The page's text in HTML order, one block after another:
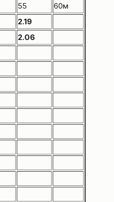
55 60м
2.19
2.06